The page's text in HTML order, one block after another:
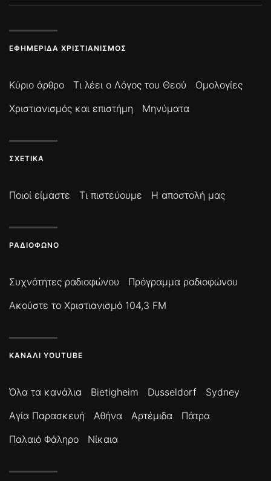
ΕΦΗΜΕΡΊΔΑ ΧΡΙΣΤΙΑΝΙΣΜΌΣ
Κύριο άρθρο Τι λέει ο Λόγος του Θεού
Ομολογίες
Χριστιανισμός και επιστήμη
Μηνύματα
ΣΧΕΤΙΚΆ
Ποιοί είμαστε Τι πιστεύουμε Η αποστολή μας
ΡΑΔΙΌΦΩΝΟ
Συχνότητες ραδιοφώνου
Πρόγραμμα ραδιοφώνου
Ακούστε το Χριστιανισμό 104,3 FM
ΚΑΝΆΛΙ YOUTUBE
Όλα τα κανάλια Bietigheim Dusseldorf
Sydney
Αγία Παρασκευή
Αθήνα Αρτέμιδα
Πάτρα
Παλαιό Φάληρο
Νίκαια